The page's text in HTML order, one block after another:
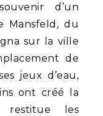
d’un
Mansfeld, du
sur la ville
de
jeux d’eau,
ont créé la
restitue les